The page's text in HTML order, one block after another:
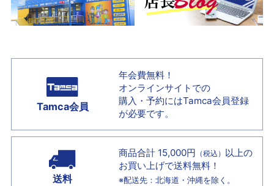
Tamca会員
年会費無料！
オンラインサイトでの
購入・予約にはTamca会員登録
が必要です。
送料
商品合計 15,000円 （税込） 以上の
お買い上げで送料無料！
※配送先：北海道・沖縄を除く。